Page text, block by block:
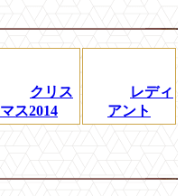
クリス
マス2014
レディ
アント